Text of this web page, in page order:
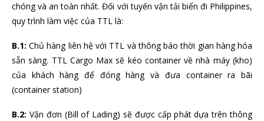
chóng và an toàn nhất. Đối với tuyến vận tải biển đi Philippines,
quy trình làm việc của TTL là:
B.1: Chủ hàng liên hệ với TTL và thông báo thời gian hàng hóa
sẵn sàng. TTL Cargo Max sẽ kéo container về nhà máy (kho)
của khách hàng để đóng hàng và đưa container ra bãi
(container station)
B.2: Vận đơn (Bill of Lading) sẽ được cấp phát dựa trên thông